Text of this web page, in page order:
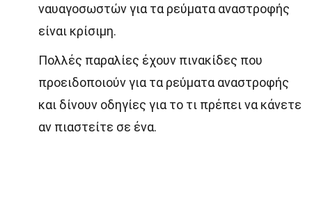
ναυαγοσωστών για τα ρεύματα αναστροφής
είναι κρίσιμη.
Πολλές παραλίες έχουν πινακίδες που
προειδοποιούν για τα ρεύματα αναστροφής
και δίνουν οδηγίες για το τι πρέπει να κάνετε
αν πιαστείτε σε ένα.